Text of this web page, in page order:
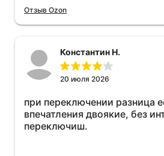
Отзыв Ozon
Константин Н.
20 июля 2026
при переключении разница
впечатления двоякие, без
переключиш.